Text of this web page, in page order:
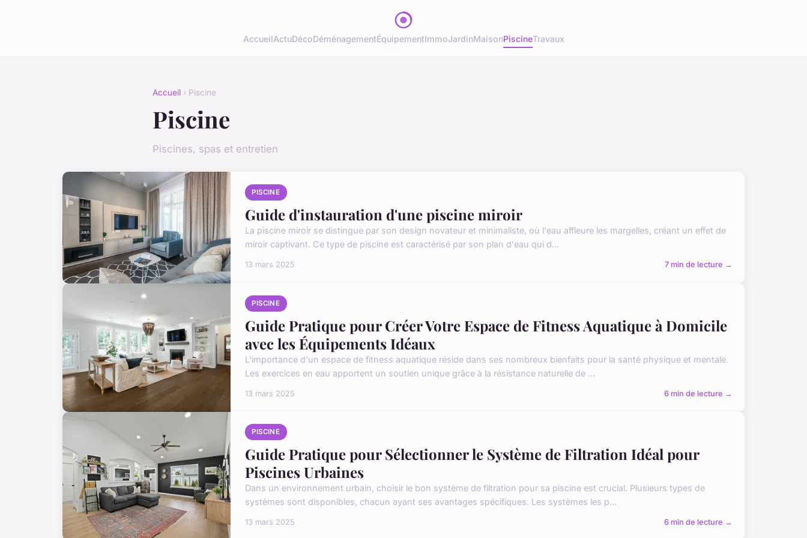
AccueilActuDécoDéménagementÉquipementImmoJardinMaisonPiscineTravaux
Accueil › Piscine
Piscine
Piscines, spas et entretien
PISCINE
Guide d'instauration d'une piscine miroir
La piscine miroir se distingue par son design novateur et minimaliste, où l'eau affleure les margelles, créant un effet de
miroir captivant. Ce type de piscine est caractérisé par son plan d'eau qui d...
13 mars 2025 7 min de lecture →
PISCINE
Guide Pratique pour Créer Votre Espace de Fitness Aquatique à Domicile
avec les Équipements Idéaux
L'importance d'un espace de fitness aquatique réside dans ses nombreux bienfaits pour la santé physique et mentale.
Les exercices en eau apportent un soutien unique grâce à la résistance naturelle de ...
13 mars 2025 6 min de lecture →
PISCINE
Guide Pratique pour Sélectionner le Système de Filtration Idéal pour
Piscines Urbaines
Dans un environnement urbain, choisir le bon système de filtration pour sa piscine est crucial. Plusieurs types de
systèmes sont disponibles, chacun ayant ses avantages spécifiques. Les systèmes les p...
13 mars 2025 6 min de lecture →